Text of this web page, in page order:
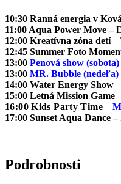
10:30 Ranná energia v
11:00 Aqua Power Move –
12:00 Kreatívna zóna detí–
12:45 Summer Foto
13:00 Penová show (sobota)
13:00 MR. Bubble (nedeľa)
14:00 Water Energy Show
15:00 Letná Mission Game
16:00Kids Party Time–
17:00 Sunset Aqua Dance –
Podrobnosti